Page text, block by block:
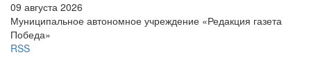
09 августа 2026
Муниципальное автономное учреждение «Редакция газета
Победа»
RSS